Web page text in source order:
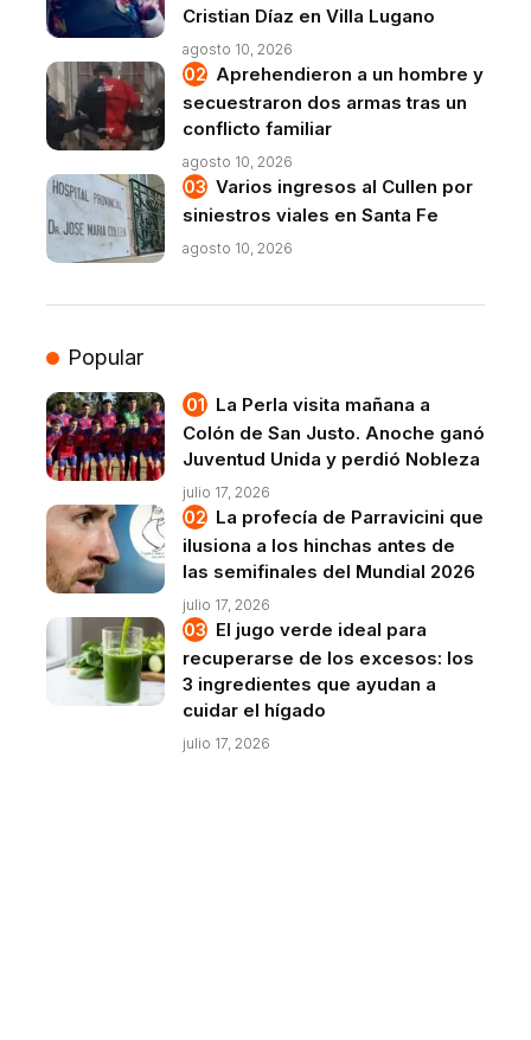
Cristian Díaz en Villa Lugano
agosto 10, 2026
Aprehendieron a un hombre y
secuestraron dos armas tras un
conflicto familiar
agosto 10, 2026
Varios ingresos al Cullen por
siniestros viales en Santa Fe
agosto 10, 2026
Popular
La Perla visita mañana a
Colón de San Justo. Anoche ganó
Juventud Unida y perdió Nobleza
julio 17, 2026
La profecía de Parravicini que
ilusiona a los hinchas antes de
las semifinales del Mundial 2026
julio 17, 2026
El jugo verde ideal para
recuperarse de los excesos: los
3 ingredientes que ayudan a
cuidar el hígado
julio 17, 2026